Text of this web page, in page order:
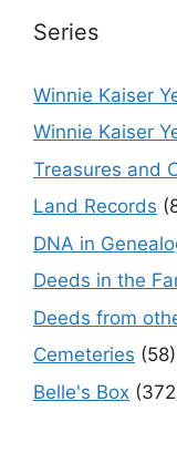
Series
Winnie Kaiser
Winnie Kaiser
Treasures and
Land Records
DNA in
Deeds in the
Deeds from
Cemeteries (58)
Belle's Box